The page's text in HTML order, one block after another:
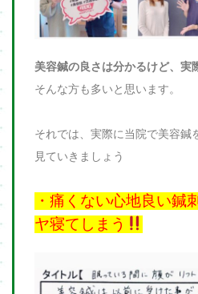
美容鍼の良さは分かるけど、 実
そんな方も多いと思います。
それでは、実際に当院で美容鍼
見ていきましょう
・痛くない心地良い鍼
ヤ寝てしまう